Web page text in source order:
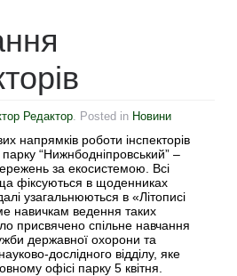
Редактор. Posted in Новини
напрямків роботи інспекторів
“Нижнбодніпровський” –
за екосистемою. Всі
фіксуються в щоденниках
узагальнюються в «Літописі
навичкам ведення таких
присвячено спільне навчання
державної охорони та
дослідного відділу, яке
офісі парку 5 квітня.